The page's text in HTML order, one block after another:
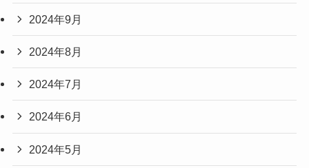
2024年9月
2024年8月
2024年7月
2024年6月
2024年5月